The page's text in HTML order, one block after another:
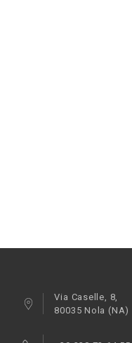
Via Caselle, 8,
80035 Nola (NA)